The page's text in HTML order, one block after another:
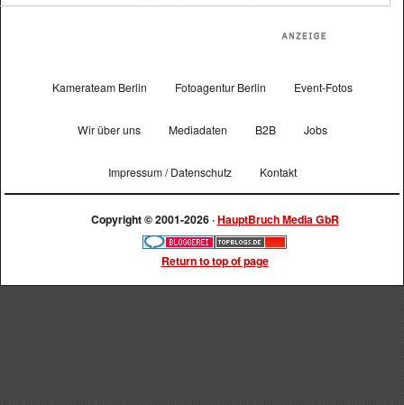
Kamerateam Berlin Fotoagentur Berlin Event-Fotos
Wir über uns Mediadaten B2B Jobs
Impressum / Datenschutz Kontakt
Copyright © 2001-2026 ·HauptBruch Media GbR
Return to top of page